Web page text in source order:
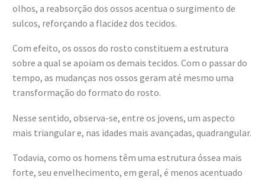
olhos, a reabsorção dos ossos acentua o surgimento de
sulcos, reforçando a flacidez dos tecidos.
Com efeito, os ossos do rosto constituem a estrutura
sobre a qual se apoiam os demais tecidos. Com o passar do
tempo, as mudanças nos ossos geram até mesmo uma
transformação do formato do rosto.
Nesse sentido, observa-se, entre os jovens, um aspecto
mais triangular e, nas idades mais avançadas, quadrangular.
Todavia, como os homens têm uma estrutura óssea mais
forte, seu envelhecimento, em geral, é menos acentuado